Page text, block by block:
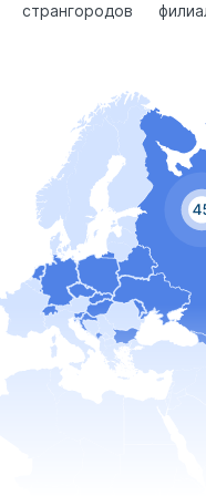
странгородов